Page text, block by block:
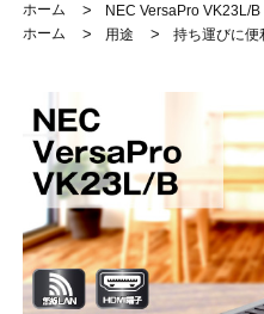
ホーム
>
NEC VersaPro VK23L/B
ホーム
> 用途 > 持ち運びに便